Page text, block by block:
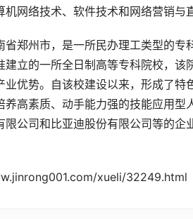
网络技术、软件技术和网络营销与
郑州市，是一所民办理工类型的专
立的一所全日制高等专科院校，该
优势。自该校建设以来，形成了特
高素质、动手能力强的技能应用型
公司和比亚迪股份有限公司等的
xueli/32249.html